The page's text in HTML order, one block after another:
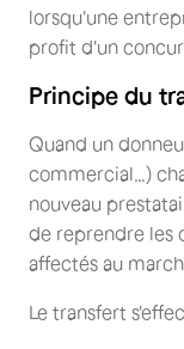
lorsqu'une
profit d'un
Principe du
Quand un
commercial…)
nouveau
de reprendre les
affectés au
Le transfert